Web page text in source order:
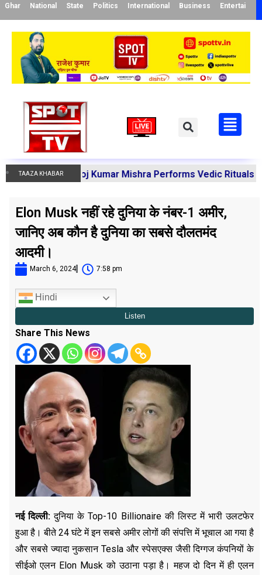
Ghar National State Politics International Business
TAAZA KHABAR
Manoj Kumar Mishra Performs Vedic Rituals for the
Elon Musk नहीं रहे दुनिया के नंबर-1 अमीर,
जानिए अब कौन है दुनिया का सबसे दौलतमंद
आदमी।
March 6, 2024 7:58 pm
Hindi
Share This News
नई दिल्ली: दुनिया के Top-10 Billionaire की लिस्ट में भारी उलटफेर
हुआ है। बीते 24 घंटे में इन सबसे अमीर लोगों की संपत्ति में भूचाल आ गया है
और सबसे ज्यादा नुकसान Tesla और स्पेसएक्स जैसी दिग्गज कंपनियों के
सीईओ एलन Elon Musk को उठाना पड़ा है। महज दो दिन में ही एलन